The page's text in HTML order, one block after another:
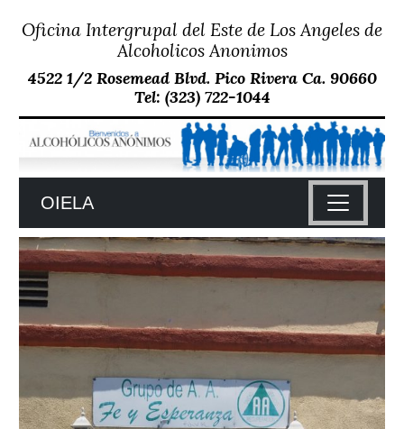
Skip
Oficina Intergrupal del Este de Los Angeles de
Alcoholicos Anonimos
4522 1/2 Rosemead Blvd. Pico Rivera Ca. 90660
Tel: (323) 722-1044
OIELA